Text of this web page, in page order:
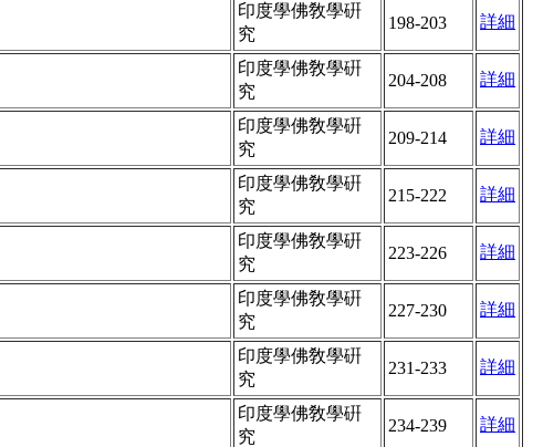
印度學佛敎學硏
究
198-203 詳細
印度學佛敎學硏
究
204-208 詳細
印度學佛敎學硏
究
209-214 詳細
印度學佛敎學硏
究
215-222 詳細
印度學佛敎學硏
究
223-226 詳細
印度學佛敎學硏
究
227-230 詳細
印度學佛敎學硏
究
231-233 詳細
印度學佛敎學硏
究
234-239 詳細